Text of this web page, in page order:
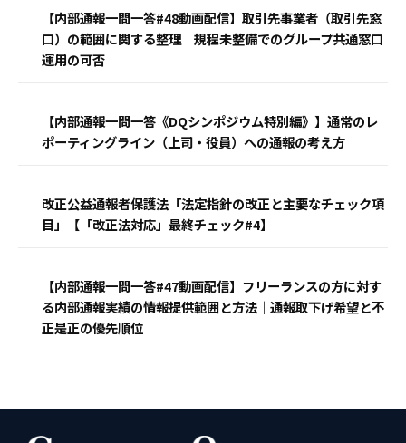
【内部通報一問一答#48動画配信】取引先事業者（取引先窓
口）の範囲に関する整理｜規程未整備でのグループ共通窓口
運用の可否
【内部通報一問一答《DQシンポジウム特別編》】通常のレ
ポーティングライン（上司・役員）への通報の考え方
改正公益通報者保護法「法定指針の改正と主要なチェック項
目」【「改正法対応」最終チェック#4】
【内部通報一問一答#47動画配信】フリーランスの方に対す
る内部通報実績の情報提供範囲と方法｜通報取下げ希望と不
正是正の優先順位